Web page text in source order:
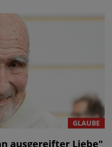
GLAUBE
ausgereifter Liebe"